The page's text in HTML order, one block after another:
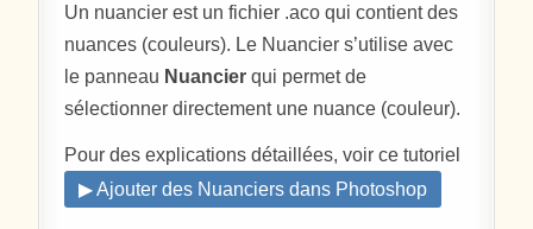
Un nuancier est un fichier .aco qui contient des
nuances (couleurs). Le Nuancier s’utilise avec
le panneau Nuancier qui permet de
sélectionner directement une nuance (couleur).
Pour des explications détaillées, voir ce tutoriel
▶ Ajouter des Nuanciers dans Photoshop